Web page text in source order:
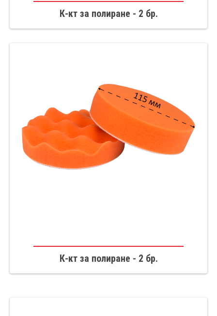
К-кт за полиране - 2 бр.
К-кт за полиране - 2 бр.